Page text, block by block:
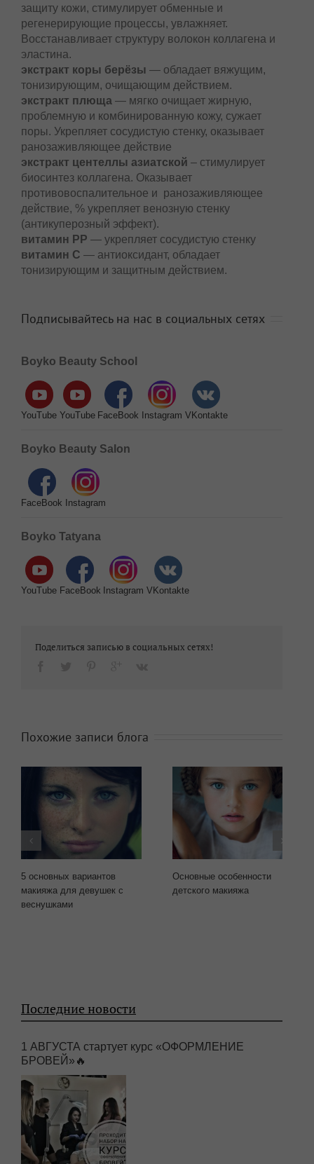
защиту кожи, стимулирует обменные и
регенерирующие процессы, увлажняет.
Восстанавливает структуру волокон коллагена и
эластина.
экстракт коры берёзы — обладает вяжущим,
тонизирующим, очищающим действием.
экстракт плюща — мягко очищает жирную,
проблемную и комбинированную кожу, сужает
поры. Укрепляет сосудистую стенку, оказывает
ранозаживляющее действие
экстракт центеллы азиатской – стимулирует
биосинтез коллагена. Оказывает
противовоспалительное и ранозаживляющее
действие, % укрепляет венозную стенку
(антикуперозный эффект).
витамин РР — укрепляет сосудистую стенку
витамин С — антиоксидант, обладает
тонизирующим и защитным действием.
Подписывайтесь на нас в социальных сетях
Boyko Beauty School
YouTube YouTube FaceBook Instagram VKontakte
Boyko Beauty Salon
FaceBook Instagram
Boyko Tatyana
YouTube FaceBook Instagram VKontakte
Поделиться записью в социальных сетях!
Похожие записи блога
5 основных вариантов
макияжа для девушек с
веснушками
Основные особенности
детского макияжа
Последние новости
1 АВГУСТА стартует курс «ОФОРМЛЕНИЕ
БРОВЕЙ»🔥